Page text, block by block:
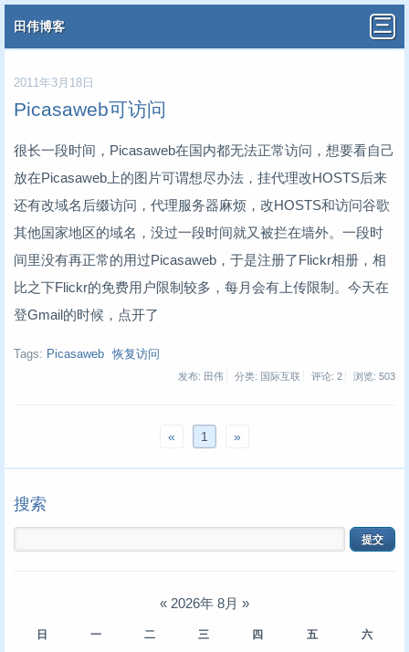
田伟博客
2011年3月18日
Picasaweb可访问
很长一段时间，Picasaweb在国内都无法正常访问，想要看自己
放在Picasaweb上的图片可谓想尽办法，挂代理改HOSTS后来
还有改域名后缀访问，代理服务器麻烦，改HOSTS和访问谷歌
其他国家地区的域名，没过一段时间就又被拦在墙外。一段时
间里没有再正常的用过Picasaweb，于是注册了Flickr相册，相
比之下Flickr的免费用户限制较多，每月会有上传限制。今天在
登Gmail的时候，点开了
Tags: Picasaweb 恢复访问
发布: 田伟 分类: 国际互联 评论: 2 浏览: 503
« 1 »
搜索
« 2026年 8月 »
日 一 二 三 四 五 六